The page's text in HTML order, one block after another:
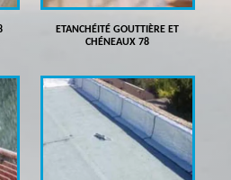
ETANCHÉITÉ GOUTTIÈRE ET
CHÉNEAUX 78